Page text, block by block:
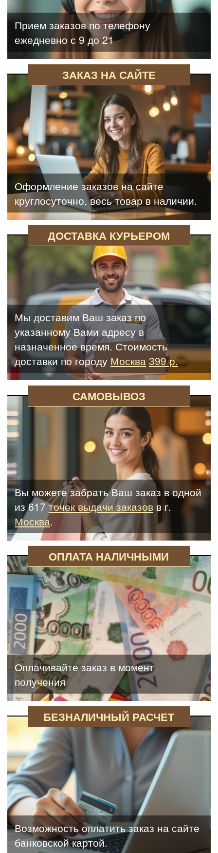
Прием заказов по телефону
ежедневно с 9 до 21
ЗАКАЗ НА САЙТЕ
Оформление заказов на сайте
круглосуточно, весь товар в наличии.
ДОСТАВКА КУРЬЕРОМ
Мы доставим Ваш заказ по
указанному Вами адресу в
назначенное время. Стоимость
доставки по городу Москва 399 р.
САМОВЫВОЗ
Вы можете забрать Ваш заказ в одной
из 617точек выдачи заказов в г.
Москва.
ОПЛАТА НАЛИЧНЫМИ
Оплачивайте заказ в момент
получения
БЕЗНАЛИЧНЫЙ РАСЧЕТ
Возможность оплатить заказ на сайте
банковской картой.